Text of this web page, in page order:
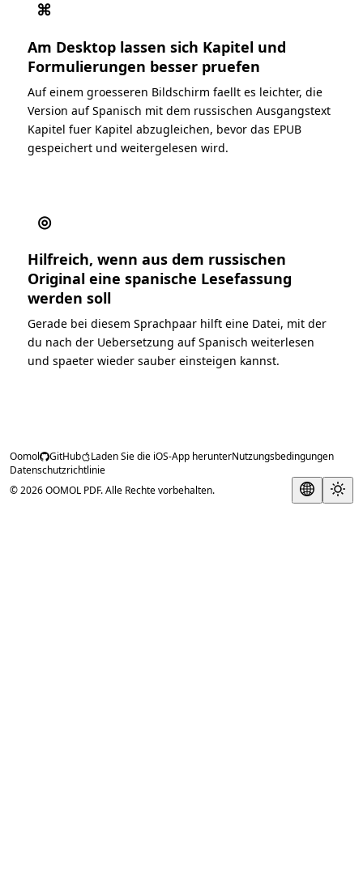
⌘
Am Desktop lassen sich Kapitel und
Formulierungen besser pruefen
Auf einem groesseren Bildschirm faellt es leichter, die
Version auf Spanisch mit dem russischen Ausgangstext
Kapitel fuer Kapitel abzugleichen, bevor das EPUB
gespeichert und weitergelesen wird.
◎
Hilfreich, wenn aus dem russischen
Original eine spanische Lesefassung
werden soll
Gerade bei diesem Sprachpaar hilft eine Datei, mit der
du nach der Uebersetzung auf Spanisch weiterlesen
und spaeter wieder sauber einsteigen kannst.
Oomol GitHub Laden Sie die iOS-App herunterNutzungsbedingungen
Datenschutzrichtlinie
© 2026 OOMOL PDF. Alle Rechte vorbehalten.